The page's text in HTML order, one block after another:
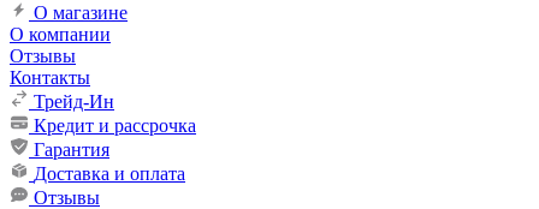
О магазине
О компании
Отзывы
Контакты
Трейд-Ин
Кредит и рассрочка
Гарантия
Доставка и оплата
Отзывы